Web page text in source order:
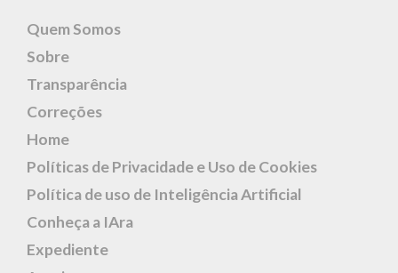
Quem Somos
Sobre
Transparência
Correções
Home
Políticas de Privacidade e Uso de Cookies
Política de uso de Inteligência Artificial
Conheça a IAra
Expediente